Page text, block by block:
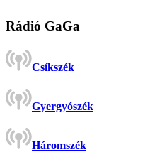
Rádió GaGa
Csíkszék
Gyergyószék
Háromszék